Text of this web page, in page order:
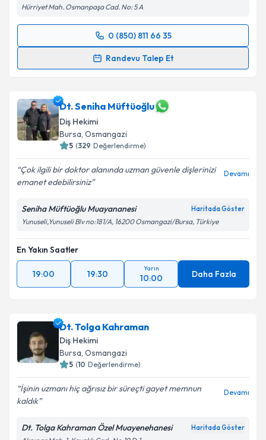
Hürriyet Mah. Osmanpaşa Cad. No: 5 A
0 (850) 811 66 35
Randevu Talep Et
Randevu Takvimi Talebi
hazırlandığında e-posta ile bilgilendireceğiz.
E-posta Adresiniz
Kişisel verilerimin işlenmesine ilişkin
kapsamda işlenmesini kabul ediyorum.
Dt. Seniha Müftüoğlu
Diş Hekimi
Bursa, Osmangazi
5 (329 Değerlendirme)
Çok ilgili bir doktor alanında uzman güvenle dişlerinizi
emanet edebilirsiniz
Devamı
Seniha Müftüoğlu Muayananesi Haritada Göster
Yunuseli,Yunuseli Blv no:181/A, 16200 Osmangazi/Bursa, Türkiye
En Yakın Saatler
19:00 19:30
Yarın
10:00 Daha Fazla
Dt. Tolga Kahraman
Diş Hekimi
Bursa, Osmangazi
5 (10 Değerlendirme)
İşinin uzmanı hiç ağrısız bir süreçti gayet memnun
kaldık
Devamı
Dt. Tolga Kahraman Özel Muayenehanesi Haritada Göster